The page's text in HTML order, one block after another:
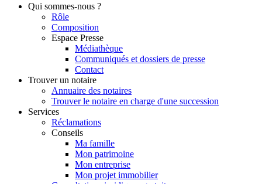
Qui sommes-nous ?
Rôle
Composition
Espace Presse
Médiathèque
Communiqués et dossiers de presse
Contact
Trouver un notaire
Annuaire des notaires
Trouver le notaire en charge d'une succession
Services
Réclamations
Conseils
Ma famille
Mon patrimoine
Mon entreprise
Mon projet immobilier